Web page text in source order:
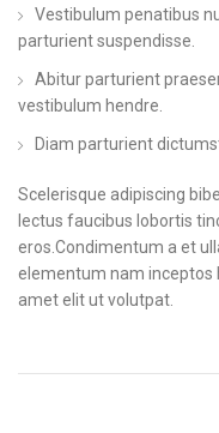
Vestibulum penatibus
parturient suspendisse.
Abitur parturient
vestibulum hendre.
Diam parturient
Scelerisque adipiscing
lectus faucibus lobortis
eros.Condimentum a et
elementum nam inceptos
amet elit ut volutpat.